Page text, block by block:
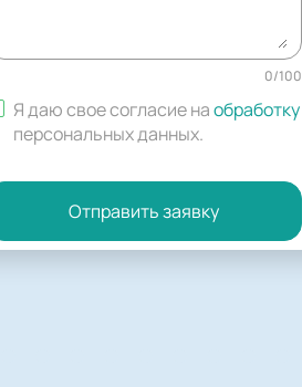
0/100
Я даю свое согласие наобработку
персональных данных.
Отправить заявку